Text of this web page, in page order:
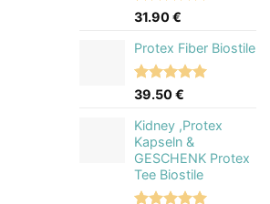
Bewertet
von 5,
auf
1
Kundenbewertung
31.90€
Protex Fiber Biostile
Bewertet
von 5,
basierend
auf
2
Kundenbewertungen
39.50€
Kidney ,Protex
Kapseln &
GESCHENK Protex
Tee Biostile